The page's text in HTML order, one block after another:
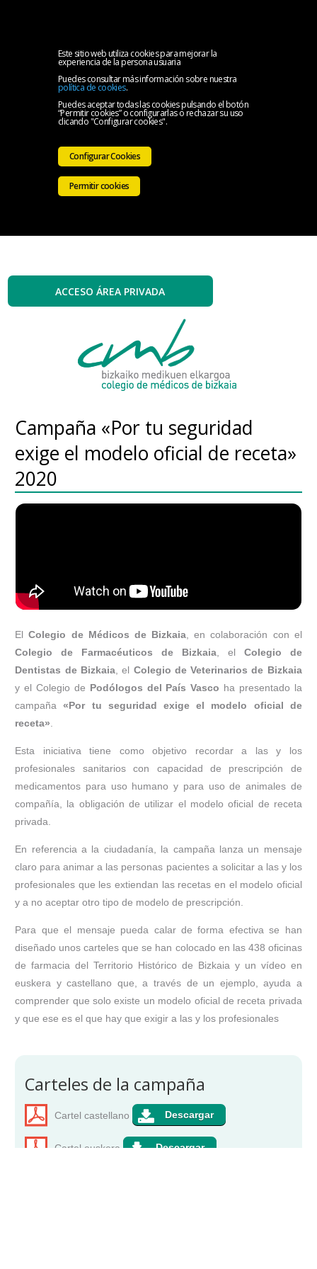
Este sitio web utiliza cookies para mejorar la
experiencia de la persona usuaria
Puedes consultar más información sobre nuestra
política de cookies.
Puedes aceptar todas las cookies pulsando el botón
“Permitir cookies” o configurarlas o rechazar su uso
clicando "Configurar cookies".
Configurar Cookies
Permitir cookies
Campaña «Por tu seguridad
exige el modelo oficial de receta»
2020
ElColegio de Médicos de Bizkaia , en colaboración con el
Colegio de Farmacéuticos de Bizkaia, el Colegio de
Dentistas de Bizkaia, el Colegio de Veterinarios de Bizkaia
y el Colegio de Podólogos del País Vasco ha presentado la
campaña«Por tu seguridad exige el modelo oficial de
receta»
Esta iniciativa tiene como objetivo recordar a las y los
profesionales sanitarios con capacidad de prescripción de
medicamentos para uso humano y para uso de animales de
compañía, la obligación de utilizar el modelo oficial de receta
privada.
En referencia a la ciudadanía, la campaña lanza un mensaje
claro para animar a las personas pacientes a solicitar a las y los
profesionales que les extiendan las recetas en el modelo oficial
y a no aceptar otro tipo de modelo de prescripción.
Para que el mensaje pueda calar de forma efectiva se han
diseñado unos carteles que se han colocado en las 438 oficinas
de farmacia del Territorio Histórico de Bizkaia y un vídeo en
euskera y castellano que, a través de un ejemplo, ayuda a
comprender que solo existe un modelo oficial de receta privada
y que ese es el que hay que exigir a las y los profesionales
Carteles de la campaña
Cartel castellano
Cartel euskera